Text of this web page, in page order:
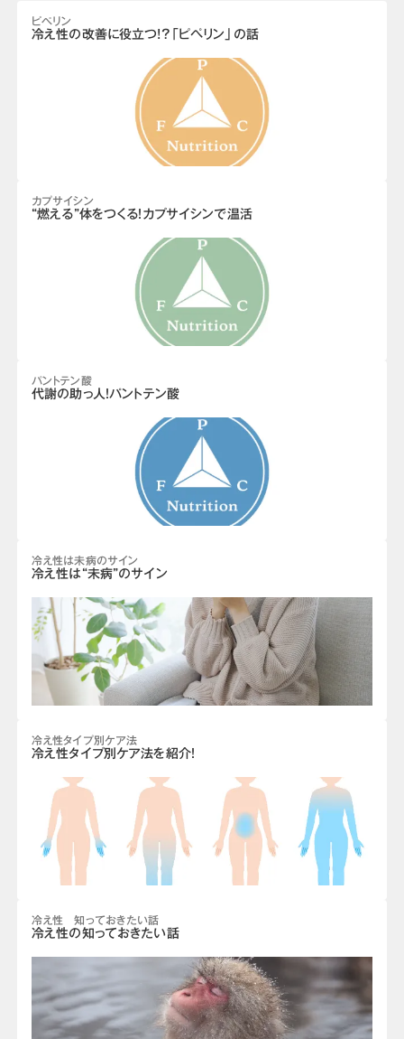
ピぺリン
冷え性の改善に役立つ!?「ピペリン」の話
カプサイシン
“燃える”体をつくる！カプサイシンで温活
パントテン酸
代謝の助っ人！パントテン酸
冷え性は未病のサイン
冷え性は“未病”のサイン
冷え性タイプ別ケア法
冷え性タイプ別ケア法を紹介！
冷え性 知っておきたい話
冷え性の知っておきたい話